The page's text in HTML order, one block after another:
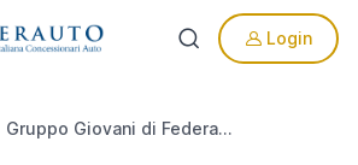
Login
Gruppo Giovani di Federauto: incontro all’Automotive Dealer Day 2013